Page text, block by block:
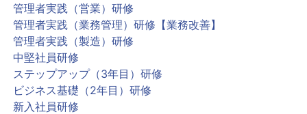
管理者実践（営業）研修
管理者実践（業務管理）研修【業務改善】
管理者実践（製造）研修
中堅社員研修
ステップアップ（3年目）研修
ビジネス基礎（2年目）研修
新入社員研修